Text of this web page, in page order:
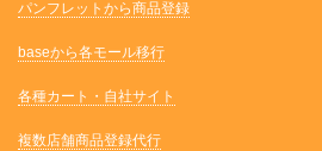
パンフレットから商品登録
baseから各モール移行
各種カート・自社サイト
複数店舗商品登録代行